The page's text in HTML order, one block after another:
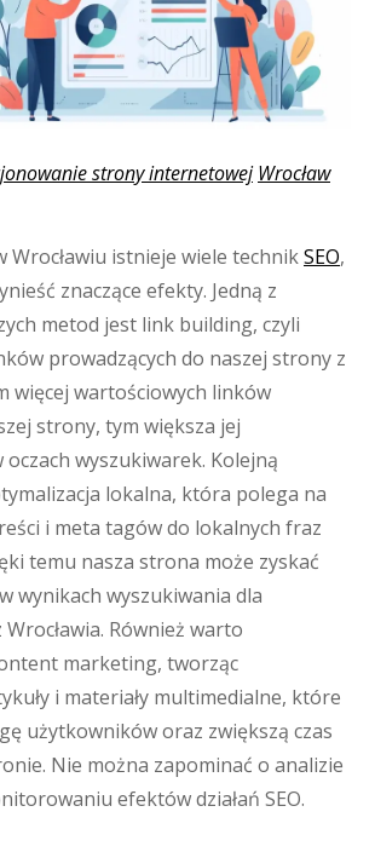
strony internetowej Wrocław
Wrocławiu istnieje wiele technikSEO,
znaczące efekty. Jedną z
metod jest link building, czyli
prowadzących do naszej strony z
więcej wartościowych linków
strony, tym większa jej
wyszukiwarek. Kolejną
lokalna, która polega na
i meta tagów do lokalnych fraz
temu nasza strona może zyskać
wynikach wyszukiwania dla
Również warto
marketing, tworząc
i materiały multimedialne, które
użytkowników oraz zwiększą czas
Nie można zapominać o analizie
efektów działań SEO.